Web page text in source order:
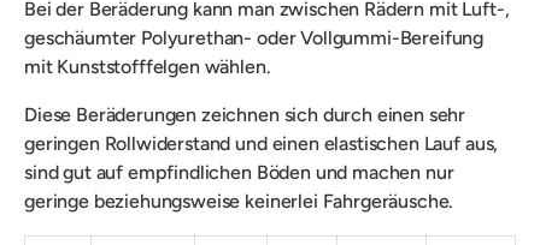
Bei der Beräderung kann man zwischen Rädern mit Luft-,
geschäumter Polyurethan- oder Vollgummi-Bereifung
mit Kunststofffelgen wählen.
Diese Beräderungen zeichnen sich durch einen sehr
geringen Rollwiderstand und einen elastischen Lauf aus,
sind gut auf empfindlichen Böden und machen nur
geringe beziehungsweise keinerlei Fahrgeräusche.